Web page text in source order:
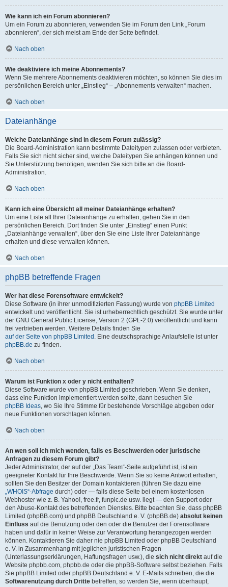
Wie kann ich ein Forum abonnieren?
Um ein Forum zu abonnieren, verwenden Sie im Forum den Link „Forum
abonnieren“, der sich meist am Ende der Seite befindet.
Nach oben
Wie deaktiviere ich meine Abonnements?
Wenn Sie mehrere Abonnements deaktivieren möchten, so können Sie dies im
persönlichen Bereich unter „Einstieg“ – „Abonnements verwalten“ machen.
Nach oben
Dateianhänge
Welche Dateianhänge sind in diesem Forum zulässig?
Die Board-Administration kann bestimmte Dateitypen zulassen oder verbieten.
Falls Sie sich nicht sicher sind, welche Dateitypen Sie anhängen können und
Sie Unterstützung benötigen, wenden Sie sich bitte an die Board-
Administration.
Nach oben
Kann ich eine Übersicht all meiner Dateianhänge erhalten?
Um eine Liste all Ihrer Dateianhänge zu erhalten, gehen Sie in den
persönlichen Bereich. Dort finden Sie unter „Einstieg“ einen Punkt
„Dateianhänge verwalten“, über den Sie eine Liste Ihrer Dateianhänge
erhalten und diese verwalten können.
Nach oben
phpBB betreffende Fragen
Wer hat diese Forensoftware entwickelt?
Diese Software (in ihrer unmodifizierten Fassung) wurde von phpBB Limited
entwickelt und veröffentlicht. Sie ist urheberrechtlich geschützt. Sie wurde unter
der GNU General Public License, Version 2 (GPL-2.0) veröffentlicht und kann
frei vertrieben werden. Weitere Details finden Sie
auf der Seite von phpBB Limited . Eine deutschsprachige Anlaufstelle ist unter
phpBB.de zu finden.
Nach oben
Warum ist Funktion x oder y nicht enthalten?
Diese Software wurde von phpBB Limited geschrieben. Wenn Sie denken,
dass eine Funktion implementiert werden sollte, dann besuchen Sie
phpBB Ideas, wo Sie Ihre Stimme für bestehende Vorschläge abgeben oder
neue Funktionen vorschlagen können.
Nach oben
An wen soll ich mich wenden, falls es Beschwerden oder juristische
Anfragen zu diesem Forum gibt?
Jeder Administrator, der auf der „Das Team“-Seite aufgeführt ist, ist ein
geeigneter Kontakt für Ihre Beschwerde. Wenn Sie so keine Antwort erhalten,
sollten Sie den Besitzer der Domain kontaktieren (führen Sie dazu eine
„WHOIS“-Abfrage durch) oder — falls diese Seite bei einem kostenlosen
Webhoster wie z. B. Yahoo!, free.fr, funpic.de usw. liegt — den Support oder
den Abuse-Kontakt des betreffenden Dienstes. Bitte beachten Sie, dass phpBB
Limited (phpBB.com) und phpBB Deutschland e. V. (phpBB.de) absolut keinen
Einfluss auf die Benutzung oder den oder die Benutzer der Forensoftware
haben und dafür in keiner Weise zur Verantwortung herangezogen werden
können. Kontaktieren Sie daher nie phpBB Limited oder phpBB Deutschland
e. V. in Zusammenhang mit jeglichen juristischen Fragen
(Unterlassungserklärungen, Haftungsfragen usw.), die sich nicht direkt auf die
Website phpbb.com, phpbb.de oder die phpBB-Software selbst beziehen. Falls
Sie phpBB Limited oder phpBB Deutschland e. V. E-Mails schreiben, die die
Softwarenutzung durch Dritte betreffen, so werden Sie, wenn überhaupt,